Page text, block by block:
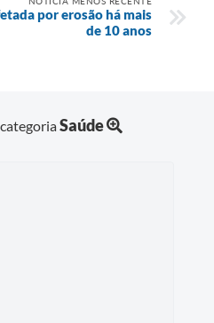
por erosão há mais
de 10 anos
Saúde